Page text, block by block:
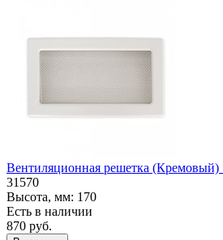
Вентиляционная решетка (Кремовый)
31570
Высота, мм: 170
Есть в наличии
870 руб.